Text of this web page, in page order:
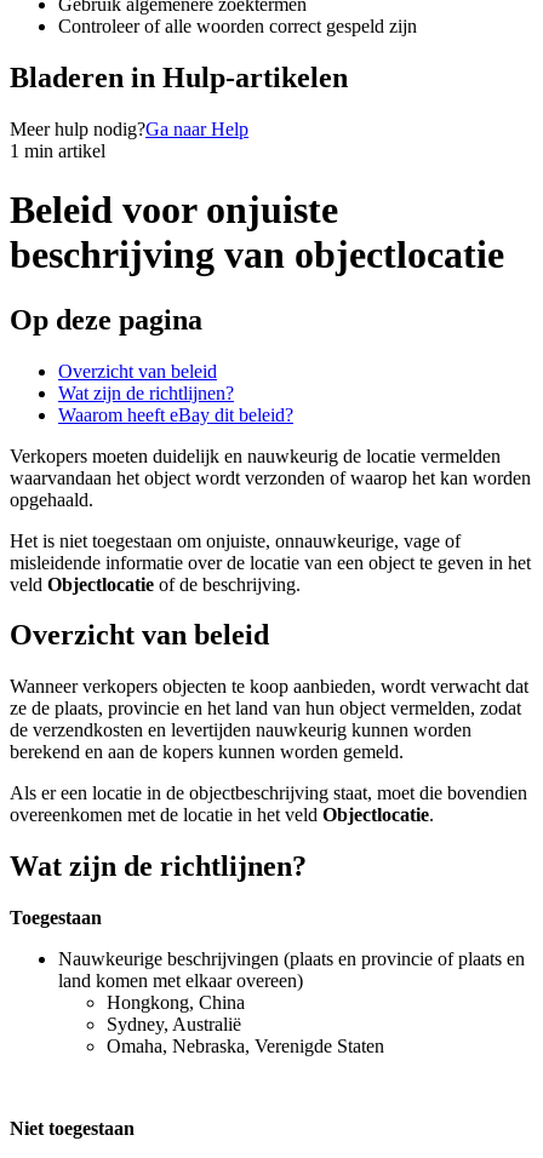
Gebruik algemenere zoektermen
Controleer of alle woorden correct gespeld zijn
Bladeren in Hulp-artikelen
Meer hulp nodig?Ga naar Help
1 min artikel
Beleid voor onjuiste
beschrijving van objectlocatie
Op deze pagina
Overzicht van beleid
Wat zijn de richtlijnen?
Waarom heeft eBay dit beleid?
Verkopers moeten duidelijk en nauwkeurig de locatie vermelden
waarvandaan het object wordt verzonden of waarop het kan worden
opgehaald.
Het is niet toegestaan om onjuiste, onnauwkeurige, vage of
misleidende informatie over de locatie van een object te geven in het
veld Objectlocatie of de beschrijving.
Overzicht van beleid
Wanneer verkopers objecten te koop aanbieden, wordt verwacht dat
ze de plaats, provincie en het land van hun object vermelden, zodat
de verzendkosten en levertijden nauwkeurig kunnen worden
berekend en aan de kopers kunnen worden gemeld.
Als er een locatie in de objectbeschrijving staat, moet die bovendien
overeenkomen met de locatie in het veld Objectlocatie.
Wat zijn de richtlijnen?
Toegestaan
Nauwkeurige beschrijvingen (plaats en provincie of plaats en
land komen met elkaar overeen)
Hongkong, China
Sydney, Australië
Omaha, Nebraska, Verenigde Staten
Niet toegestaan